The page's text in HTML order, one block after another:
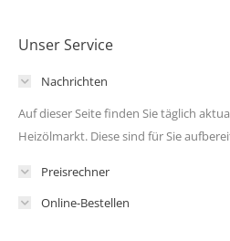
Unser Service
Nachrichten
Auf dieser Seite finden Sie täglich
Heizölmarkt. Diese sind für Sie
Preisrechner
Online-Bestellen